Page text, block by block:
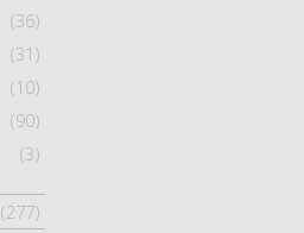
(36)
(31)
(10)
(90)
(3)
(277)